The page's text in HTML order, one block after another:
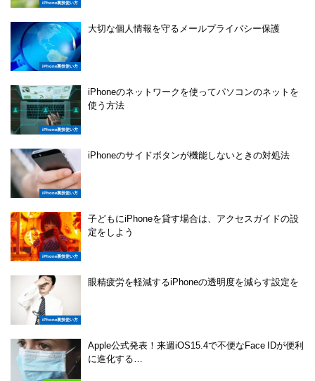
iPhone裏技使い方
iPhone裏技使い方
大切な個人情報を守るメールプライバシー保護
iPhone裏技使い方
iPhoneのネットワークを使ってパソコンのネットを
使う方法
iPhone裏技使い方
iPhoneのサイドボタンが機能しないときの対処法
iPhone裏技使い方
子どもにiPhoneを貸す場合は、アクセスガイドの設
定をしよう
iPhone裏技使い方
眼精疲労を軽減するiPhoneの透明度を減らす設定を
Apple公式発表！来週iOS15.4で不便なFace IDが便利
に進化する…